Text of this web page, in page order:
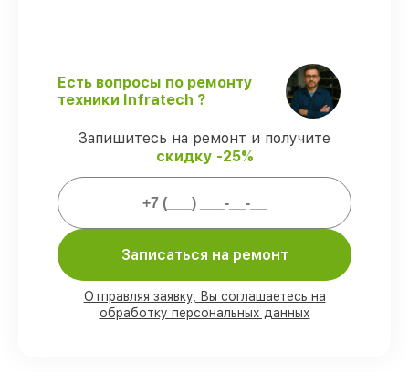
ремонт оптического прицела Infratech
IT-124CP без задержек.
Официальная гарантия
– все работы и
запчасти защищены официальной
гарантией Infratech.
Мы гарантируем:
заказов выполняем с возможностью
личного присутствия владельца
90%
комплектующих Infratech готовы к
установке в Москве, остальные
доставляются быстро
Есть вопросы по ремонту
техники Infratech ?
Запишитесь на ремонт и получите
скидку -25%
Записаться на ремонт
Отправляя заявку, Вы соглашаетесь на
обработку персональных данных